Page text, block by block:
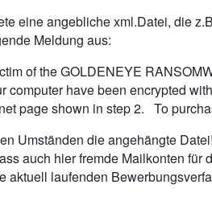
eine angebliche xml.Datei, die
Meldung aus:
of the GOLDENEYE
computer have been encrypted
page shown in step 2. To
Umständen die angehängte
auch hier fremde Mailkonten
aktuell laufenden